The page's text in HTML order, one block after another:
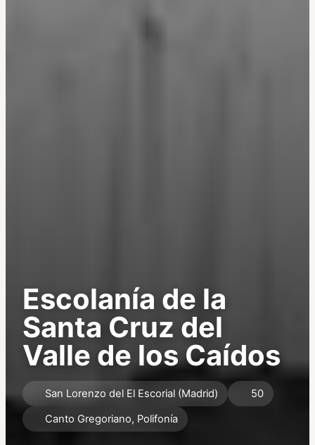
Escolanía de la
Santa Cruz del
Valle de los Caídos
San Lorenzo del El Escorial (Madrid)
50
Canto Gregoriano, Polifonía